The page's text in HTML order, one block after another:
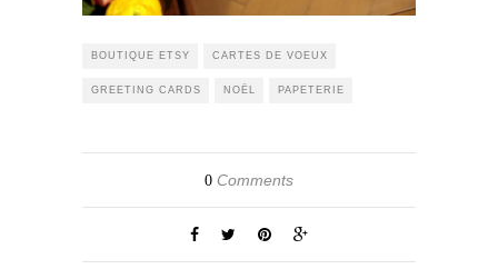
BOUTIQUE ETSY CARTES DE VOEUX
GREETING CARDS NOËL PAPETERIE
0 Comments